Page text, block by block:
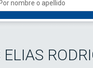
ELIAS